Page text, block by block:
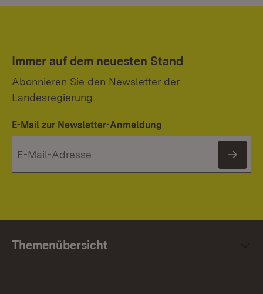
Immer auf dem neuesten Stand
Abonnieren Sie den Newsletter der
Landesregierung.
E-Mail zur Newsletter-Anmeldung
Themenübersicht